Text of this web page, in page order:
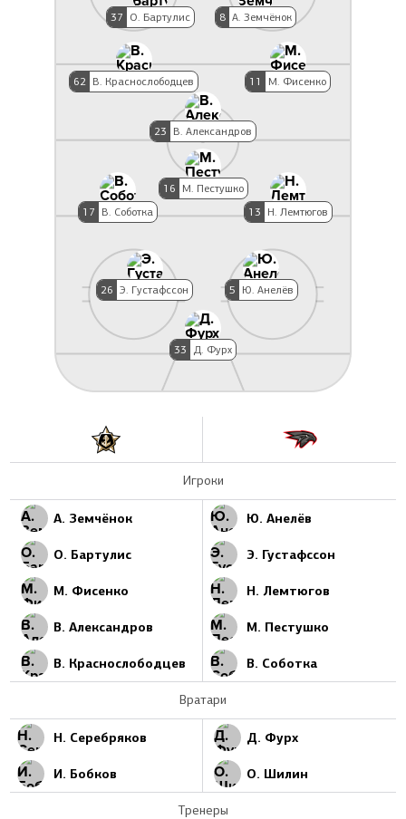
8 А. Земчёнок
37 О. Бартулис
11 М. Фисенко
23 В. Александров
62 В. Краснослободцев
5 Ю. Анелёв
26 Э. Густафссон
13 Н. Лемтюгов
16
М. Пестушко
17
В. Соботка
33 Д. Фурх
Игроки
А. Земчёнок Ю. Анелёв
О. Бартулис Э. Густафссон
М. Фисенко Н. Лемтюгов
В. Александров М. Пестушко
В. Краснослободцев В. Соботка
Вратари
Н. Серебряков Д. Фурх
И. Бобков О. Шилин
Тренеры